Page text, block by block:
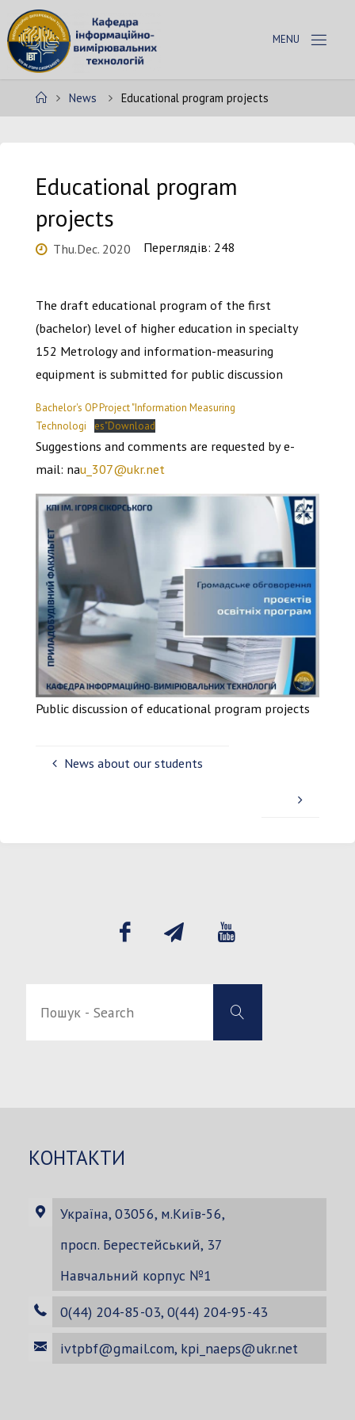
Skip
to
content
AR
T
IW
HomeNews Educational program projects
Educational program
projects
Thu.Dec. 2020 Переглядів: 248
The draft educational program of the first
(bachelor) level of higher education in specialty
152 Metrology and information-measuring
equipment is submitted for public discussion
Bachelor's OP Project "Information Measuring
Technologi
es"Download
Suggestions and comments are requested by e-
mail: nau_307@ukr.net
Public discussion of educational program projects
News about our students
Search
Пошук
Search
КОНТАКТИ
Україна, 03056, м.Київ-56,
просп. Берестейський, 37
Навчальний корпус №1
0(44) 204-85-03, 0(44) 204-95-43
ivtpbf@gmail.com, kpi_naeps@ukr.net